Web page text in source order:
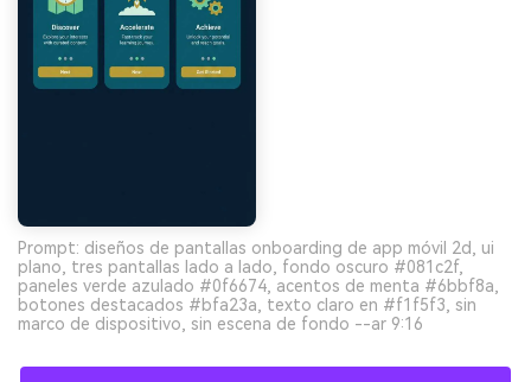
Prompt: diseños de pantallas onboarding de app móvil 2d, ui
plano, tres pantallas lado a lado, fondo oscuro #081c2f,
paneles verde azulado #0f6674, acentos de menta #6bbf8a,
botones destacados #bfa23a, texto claro en #f1f5f3, sin
marco de dispositivo, sin escena de fondo --ar 9:16